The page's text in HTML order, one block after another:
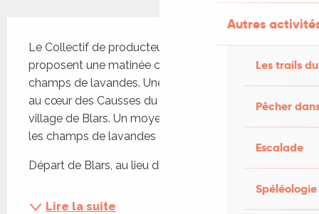
Autres
Les trails
Pêcher
Escalade
Spéléologie
Le Collectif de producteur Bergers des lavandes
proposent une matinée cyclo pour découvrir les
champs de lavandes. Une boucle est proposée
au cœur des Causses du Quercy au départ du
village de Blars. Un moyen ludique de découvrir
les champs de lavandes en fleurs !
Départ de Blars, au lieu dit Les...
Lire la suite